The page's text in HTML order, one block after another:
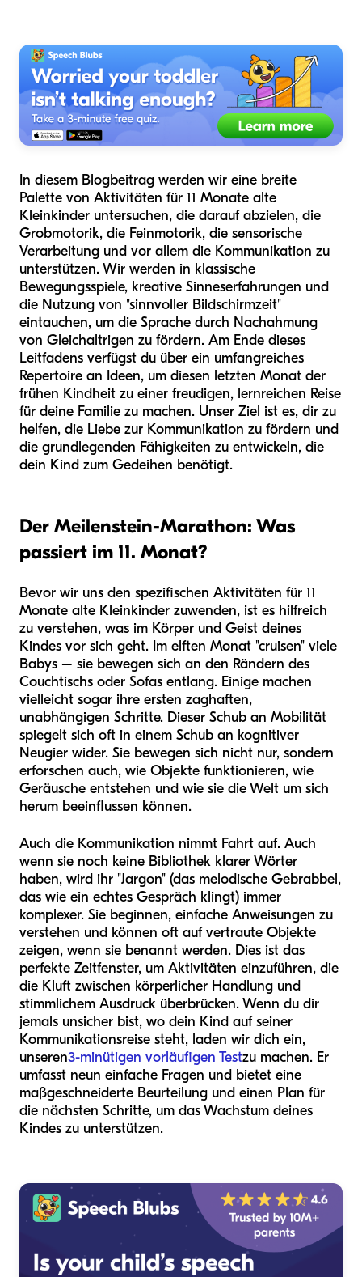
In diesem Blogbeitrag werden wir eine breite
Palette von Aktivitäten für 11 Monate alte
Kleinkinder untersuchen, die darauf abzielen, die
Grobmotorik, die Feinmotorik, die sensorische
Verarbeitung und vor allem die Kommunikation zu
unterstützen. Wir werden in klassische
Bewegungsspiele, kreative Sinneserfahrungen und
die Nutzung von "sinnvoller Bildschirmzeit"
eintauchen, um die Sprache durch Nachahmung
von Gleichaltrigen zu fördern. Am Ende dieses
Leitfadens verfügst du über ein umfangreiches
Repertoire an Ideen, um diesen letzten Monat der
frühen Kindheit zu einer freudigen, lernreichen Reise
für deine Familie zu machen. Unser Ziel ist es, dir zu
helfen, die Liebe zur Kommunikation zu fördern und
die grundlegenden Fähigkeiten zu entwickeln, die
dein Kind zum Gedeihen benötigt.
Der Meilenstein-Marathon: Was
passiert im 11. Monat?
Bevor wir uns den spezifischen Aktivitäten für 11
Monate alte Kleinkinder zuwenden, ist es hilfreich
zu verstehen, was im Körper und Geist deines
Kindes vor sich geht. Im elften Monat "cruisen" viele
Babys – sie bewegen sich an den Rändern des
Couchtischs oder Sofas entlang. Einige machen
vielleicht sogar ihre ersten zaghaften,
unabhängigen Schritte. Dieser Schub an Mobilität
spiegelt sich oft in einem Schub an kognitiver
Neugier wider. Sie bewegen sich nicht nur, sondern
erforschen auch, wie Objekte funktionieren, wie
Geräusche entstehen und wie sie die Welt um sich
herum beeinflussen können.
Auch die Kommunikation nimmt Fahrt auf. Auch
wenn sie noch keine Bibliothek klarer Wörter
haben, wird ihr "Jargon" (das melodische Gebrabbel,
das wie ein echtes Gespräch klingt) immer
komplexer. Sie beginnen, einfache Anweisungen zu
verstehen und können oft auf vertraute Objekte
zeigen, wenn sie benannt werden. Dies ist das
perfekte Zeitfenster, um Aktivitäten einzuführen, die
die Kluft zwischen körperlicher Handlung und
stimmlichem Ausdruck überbrücken. Wenn du dir
jemals unsicher bist, wo dein Kind auf seiner
Kommunikationsreise steht, laden wir dich ein,
unseren3-minütigen vorläufigen Testzu machen. Er
umfasst neun einfache Fragen und bietet eine
maßgeschneiderte Beurteilung und einen Plan für
die nächsten Schritte, um das Wachstum deines
Kindes zu unterstützen.